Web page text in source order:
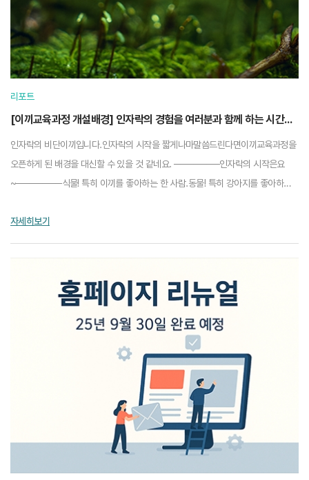
리포트
[이끼교육과정 개설배경] 인자락의 경험을 여러분과 함께 하는 시간입니다.
인자락의 비단이끼입니다.인자락의 시작을 짧게나마말씀드린다면이끼교육과정을
오픈하게 된 배경을 대신할 수 있을 것 같네요. ───────인자락의 시작은요
~───────식물! 특히 이끼를 좋아하는 한 사람.동물! 특히 강아지를 좋아하는
자세히보기